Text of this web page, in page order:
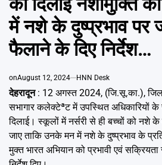
में नशे के दुष्प्रभाव पर
फैलाने के दिए निर्देश…
onAugust 12, 2024 HNN Desk
देहरादून: 12 अगस्त 2024, (जि.सू.का.),
सभागार कलेक्टेªट में उपस्थित अधिकारियों
दिलाई। स्कूलों में नर्सरी से ही बच्चों को नशे के
जाए ताकि उनके मन में नशे के दुष्प्रभाव के
मुक्त भारत अभियान को प्रभावी एवं